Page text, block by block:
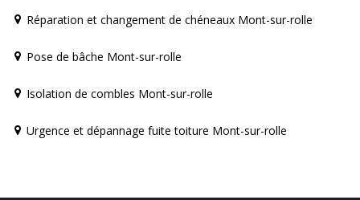
Réparation et changement de chéneaux Mont-sur-rolle
Pose de bâche Mont-sur-rolle
Isolation de combles Mont-sur-rolle
Urgence et dépannage fuite toiture Mont-sur-rolle